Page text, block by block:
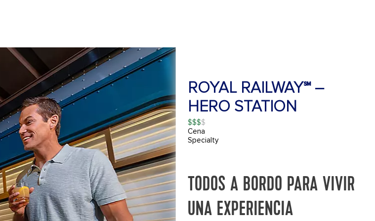
ROYAL RAILWAY℠ –
HERO STATION
$$$
Cena
Specialty
TODOS A BORDO PARA VIVIR
UNA EXPERIENCIA